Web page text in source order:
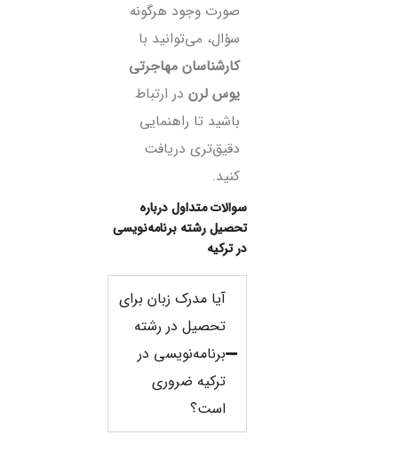
صورت وجود هرگونه
سؤال، می‌توانید با
کارشناسان مهاجرتی
یوس لرندر ارتباط
باشید تا راهنمایی
دقیق‌تری دریافت
کنید.
سوالات متداول درباره
تحصیل رشته برنامه‌نویسی
در ترکیه
آیا مدرک زبان برای
تحصیل در رشته
برنامه‌نویسی در
ترکیه ضروری
است؟